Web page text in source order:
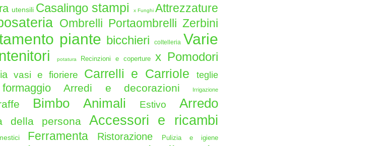
utensili Casalingo stampi x FunghiAttrezzature
Ombrelli Portaombrelli Zerbini
piante bicchieri coltelleria Varie
potatura Recinzioni e coperture x Pomodori
vasi e fioriere Carrelli e Carrioleteglie
formaggioArredi e decorazioni Irrigazione
Bimbo Animali EstivoArredo
della persona Accessori e ricambi
Ferramenta Ristorazione Pulizia e igiene